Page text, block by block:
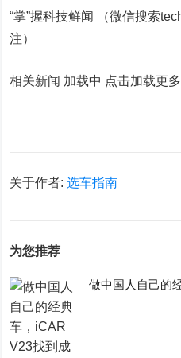
“掌”握科技鲜闻 （微信搜索
注）
相关新闻 加载中 点击加载更多
关于作者:选车指南
为您推荐
做中国人自己的